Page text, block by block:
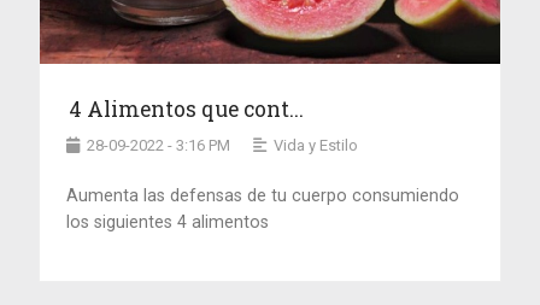
4 Alimentos que cont...
28-09-2022 - 3:16 PM Vida y Estilo
Aumenta las defensas de tu cuerpo consumiendo
los siguientes 4 alimentos